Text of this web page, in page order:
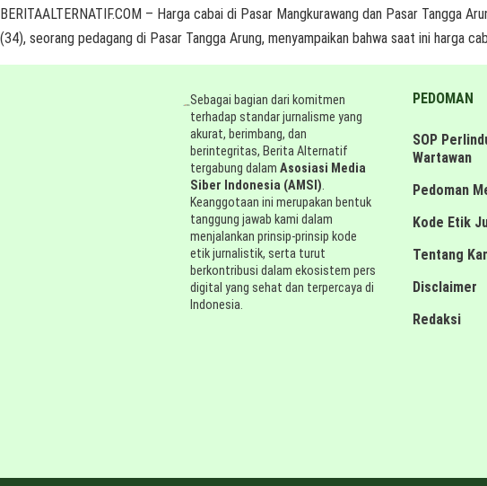
BERITAALTERNATIF.COM – Harga cabai di Pasar Mangkurawang dan Pasar Tangga
(34), seorang pedagang di Pasar Tangga Arung, menyampaikan bahwa saat ini harga
Sebagai bagian dari komitmen
terhadap standar jurnalisme yang
akurat, berimbang, dan
berintegritas, Berita Alternatif
tergabung dalam Asosiasi Media
Siber Indonesia (AMSI).
Keanggotaan ini merupakan bentuk
tanggung jawab kami dalam
menjalankan prinsip-prinsip kode
etik jurnalistik, serta turut
berkontribusi dalam ekosistem pers
digital yang sehat dan terpercaya di
Indonesia.
PEDOMAN
SOP
Wartawan
Pedoman
Kode Etik
Tentang
Disclaimer
Redaksi